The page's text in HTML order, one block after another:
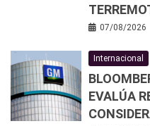
07/08/2026
Internacional
EVALÚA